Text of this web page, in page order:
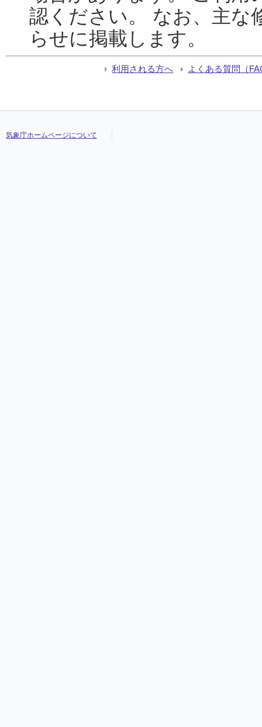
認ください。 なお、主な
らせに掲載します。
利用される方へ よくある質問（
気象庁ホームページについて